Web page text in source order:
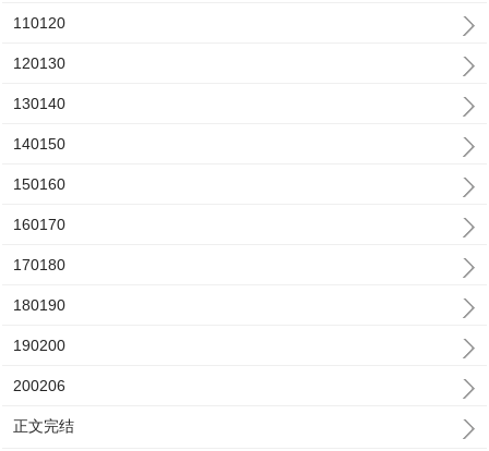
110120
120130
130140
140150
150160
160170
170180
180190
190200
200206
正文完结